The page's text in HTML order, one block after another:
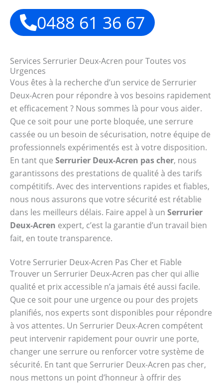
0488 61 36 67
Services Serrurier Deux-Acren pour Toutes vos
Urgences
Vous êtes à la recherche d’un service de Serrurier
Deux-Acren pour répondre à vos besoins rapidement
et efficacement ? Nous sommes là pour vous aider.
Que ce soit pour une porte bloquée, une serrure
cassée ou un besoin de sécurisation, notre équipe de
professionnels expérimentés est à votre disposition.
En tant que Serrurier Deux-Acren pas cher, nous
garantissons des prestations de qualité à des tarifs
compétitifs. Avec des interventions rapides et fiables,
nous nous assurons que votre sécurité est rétablie
dans les meilleurs délais. Faire appel à un Serrurier
Deux-Acren expert, c’est la garantie d’un travail bien
fait, en toute transparence.
Votre Serrurier Deux-Acren Pas Cher et Fiable
Trouver un Serrurier Deux-Acren pas cher qui allie
qualité et prix accessible n’a jamais été aussi facile.
Que ce soit pour une urgence ou pour des projets
planifiés, nos experts sont disponibles pour répondre
à vos attentes. Un Serrurier Deux-Acren compétent
peut intervenir rapidement pour ouvrir une porte,
changer une serrure ou renforcer votre système de
sécurité. En tant que Serrurier Deux-Acren pas cher,
nous mettons un point d’honneur à offrir des